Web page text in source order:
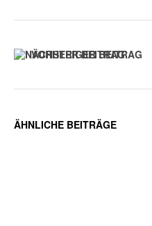
VORHERIGER BEITRAG
ÄHNLICHE BEITRÄGE